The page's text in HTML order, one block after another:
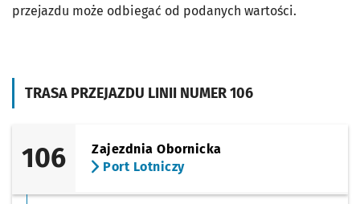
TRASA PRZEJAZDU LINII NUMER 106
106
Zajezdnia Obornicka
Port Lotniczy
przejazdu może odbiegać od podanych wartości.